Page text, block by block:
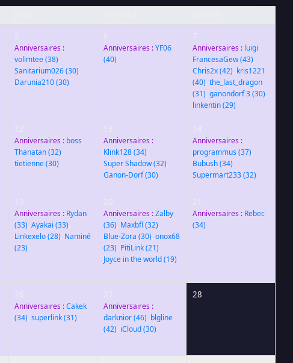
Anniversaires :
volimtee(38)
Sanitarium026(30)
Darunia210(30)
Anniversaires :YF06
(40)
Anniversaires : luigi
FrancesaGew(43)
Chris2x(42) kris1221
(40) the_last_dragon
(31) ganondorf 3(30)
linkentin(29)
Anniversaires : boss
Thanatan(32)
tietienne(30)
Anniversaires :
Klink128(34)
Super Shadow(32)
Ganon-Dorf(30)
Anniversaires :
programmus (37)
Bubush(34)
Supermart233(32)
Anniversaires : Rydan
(33) Ayakai (33)
Linkexelo(28) Naminé
(23)
Anniversaires :Zalby
(36) Maxbfl(32)
Blue-Zora (30) onox68
(23) PitiLink(21)
Joyce in the world(19)
Anniversaires : Rebec
(34)
Anniversaires :Cakek
(34) superlink(31)
Anniversaires :
darknior(46) blgline
(42) iCloud(30)
28